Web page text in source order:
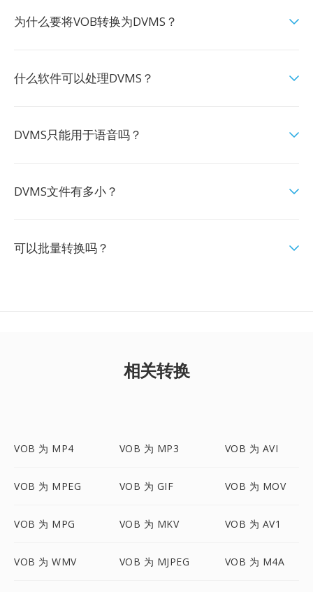
为什么要将VOB转换为DVMS？
什么软件可以处理DVMS？
DVMS只能用于语音吗？
DVMS文件有多小？
可以批量转换吗？
相关转换
VOB 为 MP4 VOB 为 MP3 VOB 为 AVI
VOB 为 MPEG VOB 为 GIF VOB 为 MOV
VOB 为 MPG VOB 为 MKV VOB 为 AV1
VOB 为 WMV VOB 为 MJPEG VOB 为 M4A